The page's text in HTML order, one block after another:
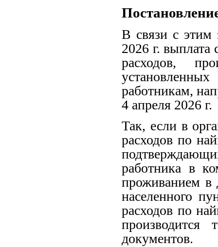
В связи с этим
2026 г.
расходов,
работникам,
4 апреля 2026 г.
Так, если в
расходов по
работника в
проживанием в
населенного
расходов по
производится
документов.